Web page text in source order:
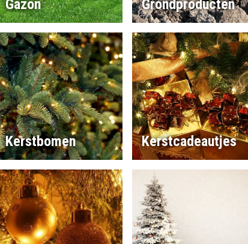
Gazon Grondproducten
Kerstbomen Kerstcadeautjes